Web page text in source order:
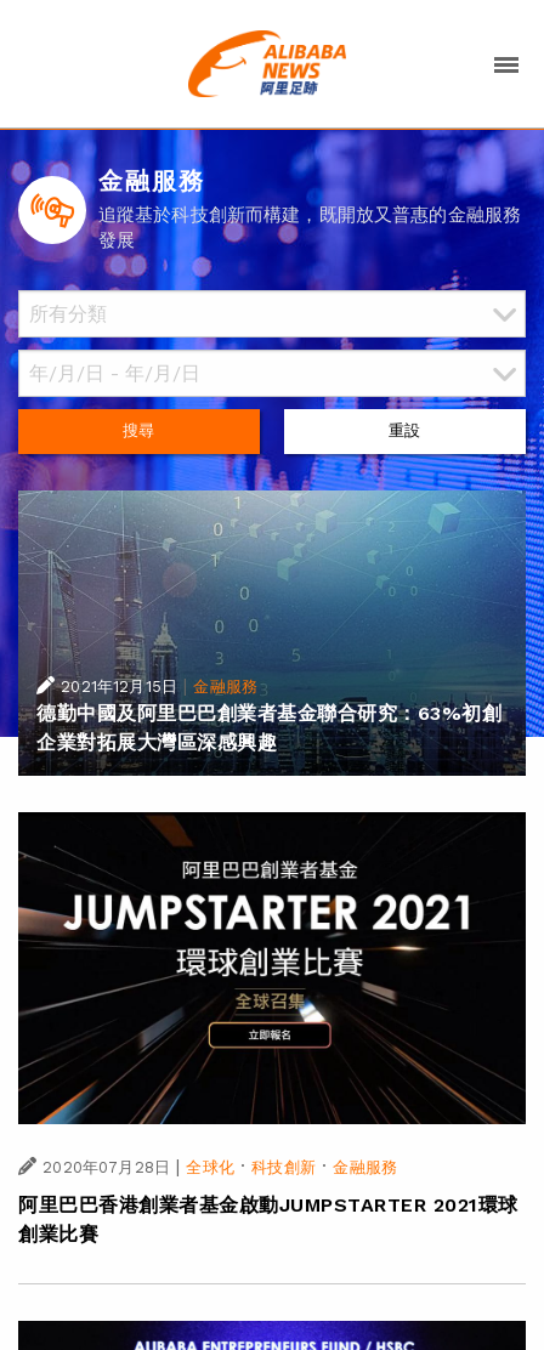
金融服務
追蹤基於科技創新而構建，既開放又普惠的金融服務
發展
搜尋 重設
2021年12月15日 |金融服務
德勤中國及阿里巴巴創業者基金聯合研究：63%初創
企業對拓展大灣區深感興趣
2020年07月28日 | 全球化·科技創新·金融服務
阿里巴巴香港創業者基金啟動JUMPSTARTER 2021環球
創業比賽